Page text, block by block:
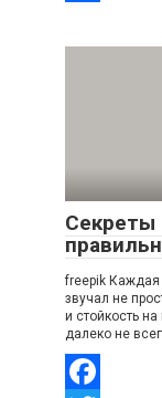
Секреты
freepik
звучал не
и стойкость
далеко не